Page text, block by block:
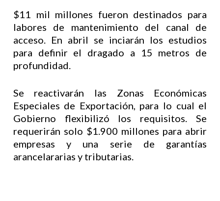
$11 mil millones fueron destinados para
labores de mantenimiento del canal de
acceso. En abril se inciarán los estudios
para definir el dragado a 15 metros de
profundidad.
Se reactivarán las Zonas Económicas
Especiales de Exportación, para lo cual el
Gobierno flexibilizó los requisitos. Se
requerirán solo $1.900 millones para abrir
empresas y una serie de garantías
arancelararias y tributarias.